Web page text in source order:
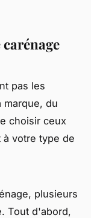
pas les
marque, du
choisir ceux
votre type de
plusieurs
Tout d'abord,